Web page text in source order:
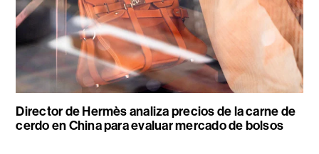
Director de Hermès analiza precios de la carne de
cerdo en China para evaluar mercado de bolsos